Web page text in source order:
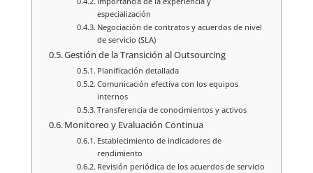
especialización
Negociación de contratos y acuerdos de nivel
de servicio (SLA)
Gestión de la Transición al Outsourcing
Planificación detallada
Comunicación efectiva con los equipos
internos
Transferencia de conocimientos y activos
Monitoreo y Evaluación Continua
Establecimiento de indicadores de
rendimiento
Revisión periódica de los acuerdos de servicio